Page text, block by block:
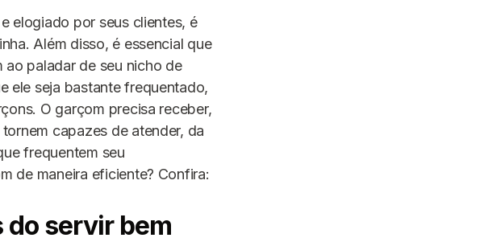
elogiado por seus clientes, é
Além disso, é essencial que
paladar de seu nicho de
ele seja bastante frequentado,
O garçom precisa receber,
capazes de atender, da
frequentem seu
de maneira eficiente? Confira:
do servir bem